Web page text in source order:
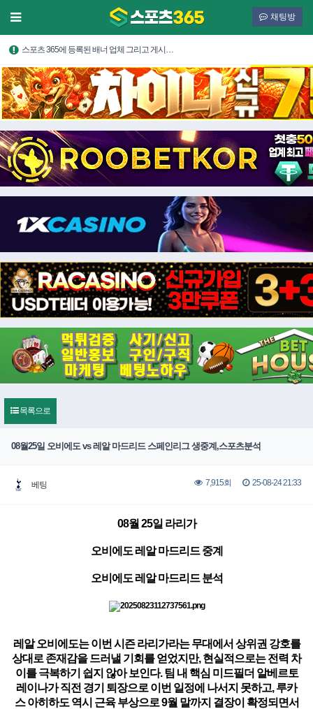
채팅방
스포츠 365에 등록된 배너 업체 그리고 게시…
목록으로
08월25일 오비에도 vs 레알 마드리드 스페인리그 생중계,스포츠분석
베팅 7,915회 25-08-24 21:33
08월 25일 라리가
오비에도 레알 마드리드 중계
오비에도 레알 마드리드 분석
레알 오비에도는 이번 시즌 라리가라는 무대에서 상위권 강호를
상대로 존재감을 드러낼 기회를 얻었지만, 현실적으로는 전력 차
이를 극복하기 쉽지 않아 보인다. 팀 내 핵심 미드필더 알베르토
레이나가 직전 경기 퇴장으로 이번 일정에 나서지 못하고, 루카
스 아히하도 역시 근육 부상으로 9월 말까지 결장이 확정되면서